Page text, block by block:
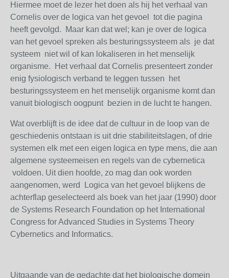
Hiermee moet de lezer het doen als hij het verhaal van
Cornelis over de logica van het gevoel tot die pagina
heeft gevolgd. Maar kan dat wel; kan je over de logica
van het gevoel spreken als besturingssysteem als je dat
systeem niet wil of kan lokaliseren in het menselijk
organisme. Het verhaal dat Cornelis presenteert zonder
enig fysiologisch verband te leggen tussen het
besturingssysteem en het menselijk organisme komt dan
vanuit biologisch oogpunt bezien in de lucht te hangen.
Wat overblijft is de idee dat de cultuur in de loop van de
geschiedenis ontstaan is uit drie stabiliteitslagen, of drie
systemen elk met een eigen logica en type mens, die aan
algemene systeemeisen en regels van de cybernetica
voldoen. Uit dien hoofde, zo mag dan ook worden
aangenomen, werd Logica van het gevoel blijkens de
achterflap geselecteerd als boek van het jaar (1990) door
de Systems Research Foundation op het International
Congress for Advanced Studies in Systems Theory
Cybernetics and Informatics.
Uitgaande van de gedachte dat het biologische domein